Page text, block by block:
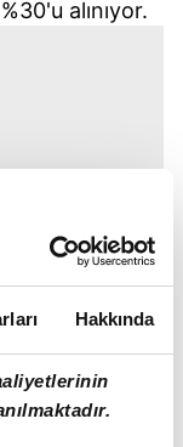
Hakkında
alınıyor.